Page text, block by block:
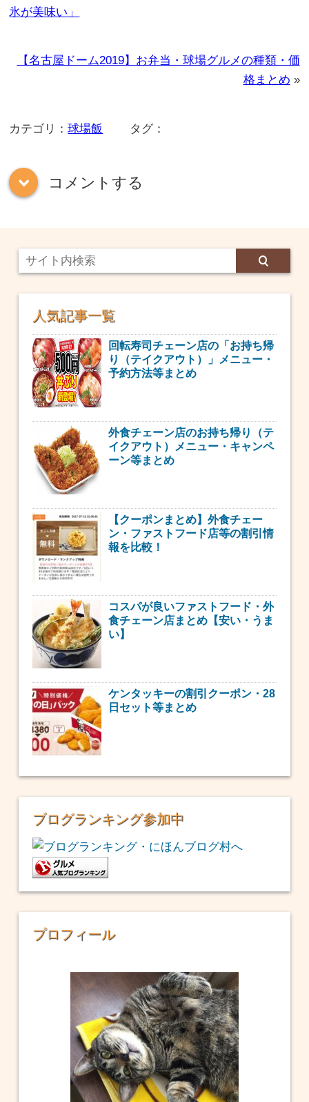
氷が美味い」
【名古屋ドーム2019】お弁当・球場グルメの種類・価
格まとめ »
カテゴリ：球場飯 タグ：
down コメントする
人気記事一覧
回転寿司チェーン店の「お持ち帰
り（テイクアウト）」メニュー・
予約方法等まとめ
外食チェーン店のお持ち帰り（テ
イクアウト）メニュー・キャンペ
ーン等まとめ
【クーポンまとめ】外食チェー
ン・ファストフード店等の割引情
報を比較！
コスパが良いファストフード・外
食チェーン店まとめ【安い・うま
い】
ケンタッキーの割引クーポン・28
日セット等まとめ
ブログランキング参加中
プロフィール